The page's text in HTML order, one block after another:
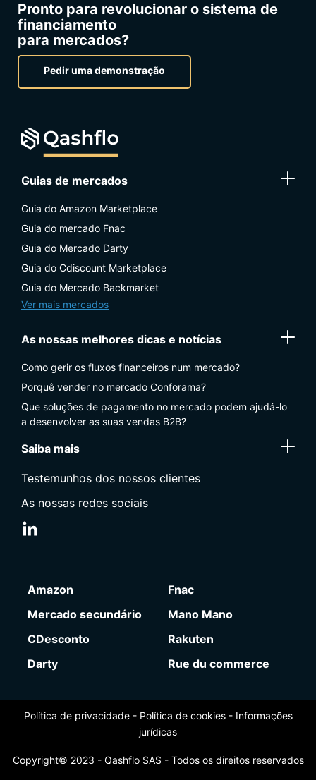
Pronto para revolucionar o sistema de
financiamento
para mercados?
Pedir uma demonstração
Guias de mercados
Guia do Amazon Marketplace
Guia do mercado Fnac
Guia do Mercado Darty
Guia do Cdiscount Marketplace
Guia do Mercado Backmarket
Ver mais mercados
As nossas melhores dicas e notícias
Como gerir os fluxos financeiros num mercado?
Porquê vender no mercado Conforama?
Que soluções de pagamento no mercado podem ajudá-lo
a desenvolver as suas vendas B2B?
Saiba mais
Testemunhos dos nossos clientes
As nossas redes sociais
Amazon
Fnac
Mercado secundário
Mano Mano
CDesconto
Rakuten
Darty
Rue du commerce
Política de privacidade- Política de cookies- Informações
jurídicas
Copyright© 2023 - Qashflo SAS - Todos os direitos reservados